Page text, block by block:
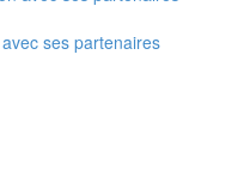
ses partenaires